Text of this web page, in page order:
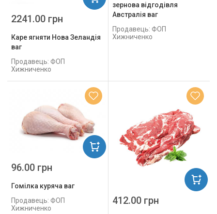
Каре ягняти Нова Зеландія
ваг
Продавець: ФОП
Хижниченко
2241.00 грн
зернова відгодівля
Австралія ваг
Продавець: ФОП
Хижниченко
Гомілка куряча ваг
Продавець: ФОП
Хижниченко
96.00 грн
412.00 грн